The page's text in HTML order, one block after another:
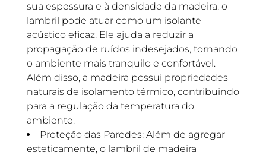
sua espessura e à densidade da madeira, o
lambril pode atuar como um isolante
acústico eficaz. Ele ajuda a reduzir a
propagação de ruídos indesejados, tornando
o ambiente mais tranquilo e confortável.
Além disso, a madeira possui propriedades
naturais de isolamento térmico, contribuindo
para a regulação da temperatura do
ambiente.
Proteção das Paredes: Além de agregar
esteticamente, o lambril de madeira